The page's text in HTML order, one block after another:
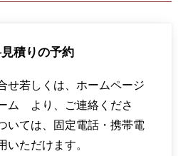
積りの予約
せ若しくは、ホームページ
ム より、ご連絡くださ
いては、固定電話・携帯電
ただけます。